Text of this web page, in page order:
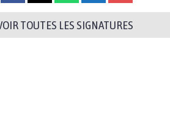
TOUTES LES SIGNATURES